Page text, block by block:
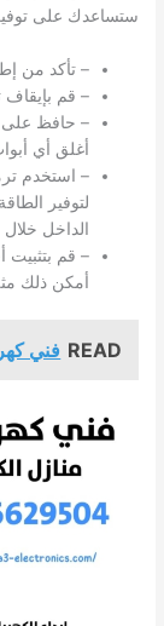
ستساعدك على توفير
– تأكد من
– قم بإيقاف
– حافظ على
أغلق أي
– استخدم
لتوفير
الداخل
أمكن ذلك
READ فني